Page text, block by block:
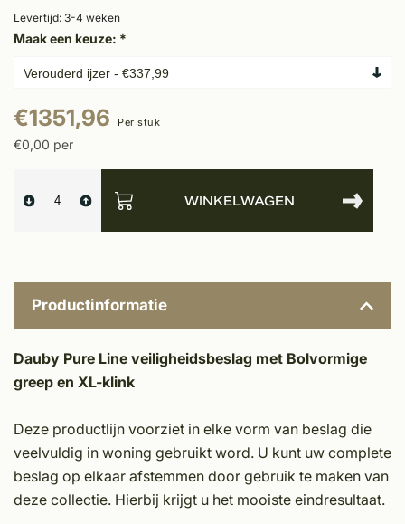
Levertijd: 3-4 weken
Maak een keuze: *
€1351,96 Per stuk
€0,00 per
WINKELWAGEN
Productinformatie
Dauby Pure Line veiligheidsbeslag met Bolvormige
greep en XL-klink
Deze productlijn voorziet in elke vorm van beslag die
veelvuldig in woning gebruikt word. U kunt uw complete
beslag op elkaar afstemmen door gebruik te maken van
deze collectie. Hierbij krijgt u het mooiste eindresultaat.